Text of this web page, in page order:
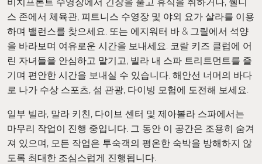
스 존에서 체육관, 피트니스 수영장 및 야외 요가 살라를 이용
하며 밸런스를 찾으세요. 또는 에지워터 바 & 그릴에서 석양
을 바라보며 여유로운 시간을 보내세요. 코랄 키즈 클럽에 어
린 자녀들을 안심하고 맡기고, 빌라 내 스파 트리트먼트를 즐
기며 편안한 시간을 보내실 수 있습니다. 해안선 너머의 바다
로 나가 수상 스포츠, 섬 관광, 다이빙 모험에 도전해 보세요.
일부 빌라, 말라 키친, 다이브 센터 및 제아볼라 스파에서는
마무리 작업이 진행 중입니다. 그 동안 이 공간은 조용히 숨겨
져 있으며, 모든 작업은 투숙객의 평온한 숙박을 방해하지 않
도록 최대한 조심스럽게 진행됩니다.